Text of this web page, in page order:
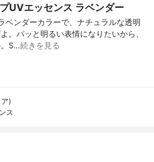
UVエッセンス ラベンダー
ベンダーカラーで、ナチュラルな透明
。パッと明るい表情になりたいから、
。S…続きを見る
)
ス